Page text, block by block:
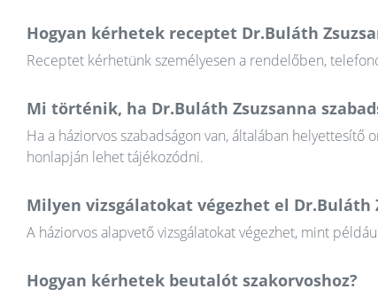
Hogyan kérhetek receptet Dr.Buláth
Receptet kérhetünk személyesen a rendelőben,
Mi történik, ha Dr.Buláth Zsuzsanna
Ha a háziorvos szabadságon van, általában
honlapján lehet tájékozódni.
Milyen vizsgálatokat végezhet el Dr.Buláth
A háziorvos alapvető vizsgálatokat végezhet, mint
Hogyan kérhetek beutalót szakorvoshoz?